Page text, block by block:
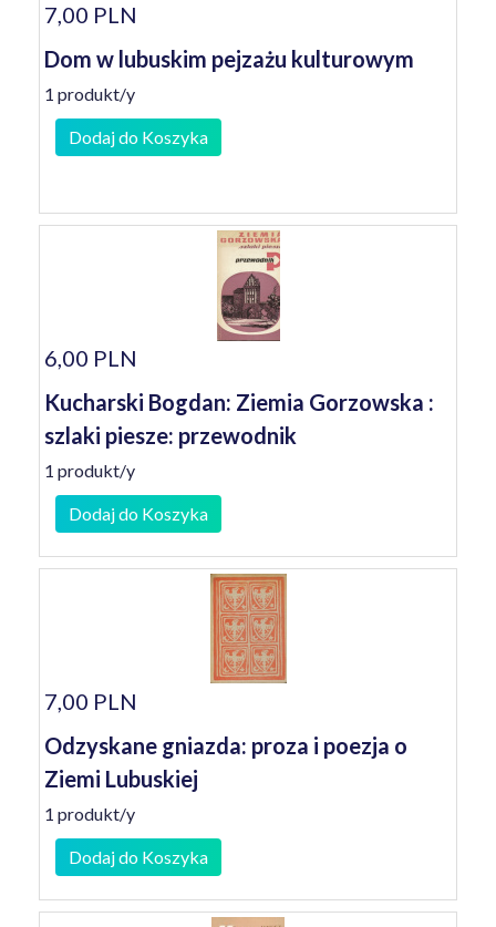
7,00 PLN
Dom w lubuskim pejzażu kulturowym
1 produkt/y
Dodaj do Koszyka
6,00 PLN
Kucharski Bogdan: Ziemia Gorzowska :
szlaki piesze: przewodnik
1 produkt/y
Dodaj do Koszyka
7,00 PLN
Odzyskane gniazda: proza i poezja o
Ziemi Lubuskiej
1 produkt/y
Dodaj do Koszyka